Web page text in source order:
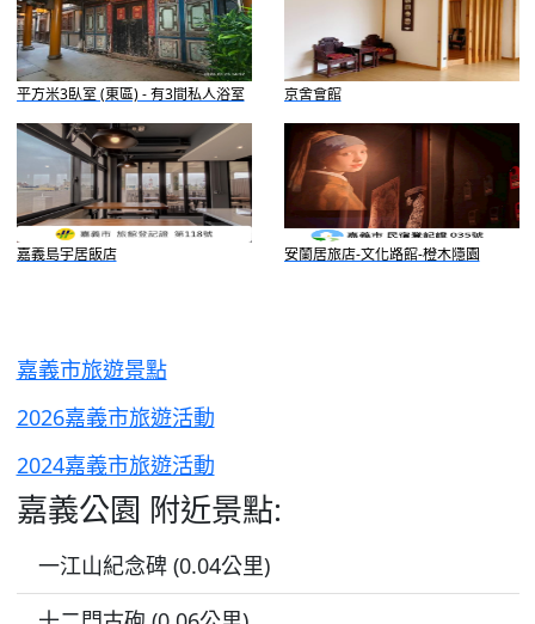
平方米3臥室 (東區) - 有3間私人浴室 京舍會館
嘉義島宇居飯店 安蘭居旅店-文化路館-橙木隱園
嘉義市旅遊景點
2026嘉義市旅遊活動
2024嘉義市旅遊活動
嘉義公園 附近景點:
一江山紀念碑 (0.04公里)